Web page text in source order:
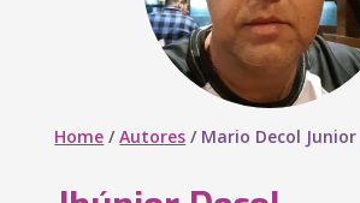
Home /Autores / Mario Decol Junior